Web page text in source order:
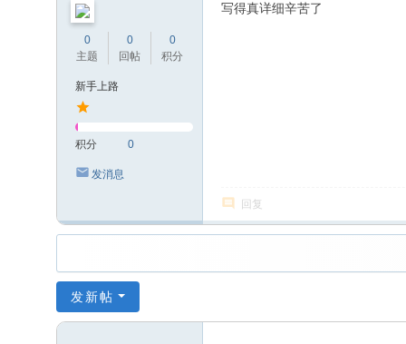
0
主题
0
回帖
0
积分
新手上路
积分 0
发消息
写得真详细辛苦了
回复
发新帖